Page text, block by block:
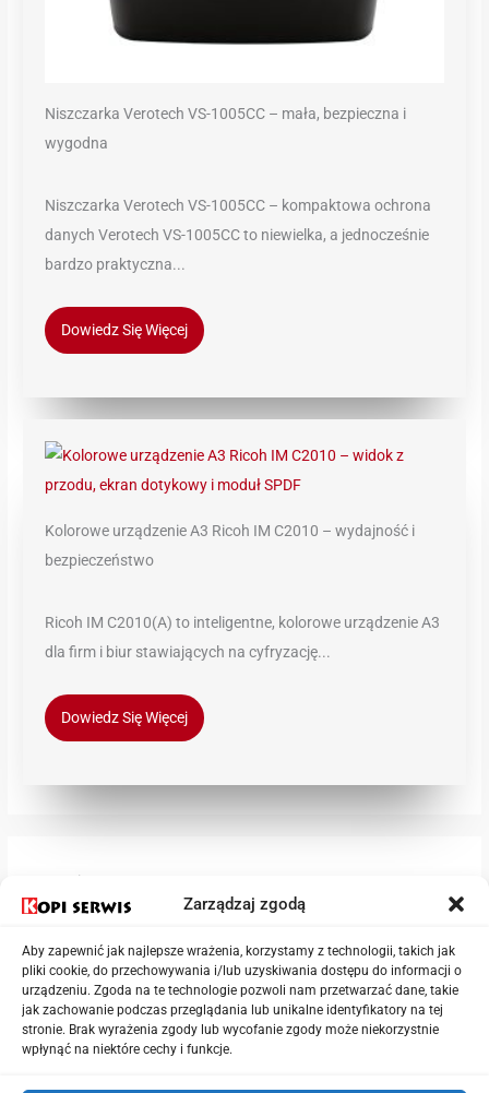
Zarządzaj zgodą
Aby zapewnić jak najlepsze wrażenia, korzystamy z technologii, takich jak
pliki cookie, do przechowywania i/lub uzyskiwania dostępu do informacji o
urządzeniu. Zgoda na te technologie pozwoli nam przetwarzać dane, takie
jak zachowanie podczas przeglądania lub unikalne identyfikatory na tej
stronie. Brak wyrażenia zgody lub wycofanie zgody może niekorzystnie
wpłynąć na niektóre cechy i funkcje.
Niszczarka Verotech VS-1005CC – mała, bezpieczna i
wygodna
Niszczarka Verotech VS-1005CC – kompaktowa ochrona
danych Verotech VS-1005CC to niewielka, a jednocześnie
bardzo praktyczna...
Dowiedz Się Więcej
Kolorowe urządzenie A3 Ricoh IM C2010 – wydajność i
bezpieczeństwo
Ricoh IM C2010(A) to inteligentne, kolorowe urządzenie A3
dla firm i biur stawiających na cyfryzację...
Dowiedz Się Więcej
Kategorie
Aktualności
Drukarki
Niszczarki
Urządzenia wielofunkcyjne